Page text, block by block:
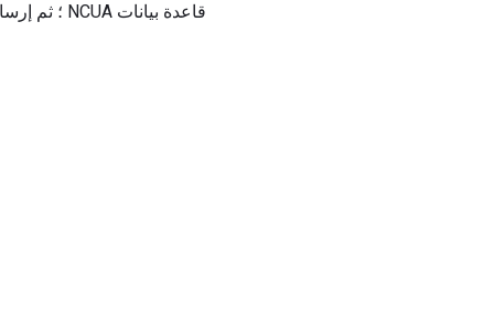
قاعدة بيانات NCUA ؛ ثم إرسال نموذج التحقق من العضو.